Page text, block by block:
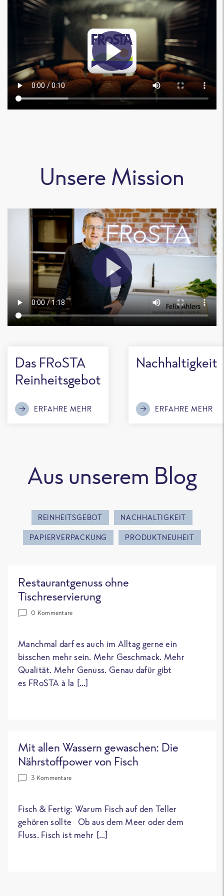
Unsere Mission
Das FRoSTA
Reinheitsgebot
ERFAHRE MEHR
Nachhaltigkeit
ERFAHRE MEHR
Aus unserem Blog
REINHEITSGEBOT NACHHALTIGKEIT
PAPIERVERPACKUNG PRODUKTNEUHEIT
Restaurantgenuss ohne
Tischreservierung
0 Kommentare
Manchmal darf es auch im Alltag gerne ein
bisschen mehr sein. Mehr Geschmack. Mehr
Qualität. Mehr Genuss. Genau dafür gibt
es FRoSTA à la […]
Mit allen Wassern gewaschen: Die
Nährstoffpower von Fisch
3 Kommentare
Fisch & Fertig: Warum Fisch auf den Teller
gehören sollte Ob aus dem Meer oder dem
Fluss. Fisch ist mehr […]